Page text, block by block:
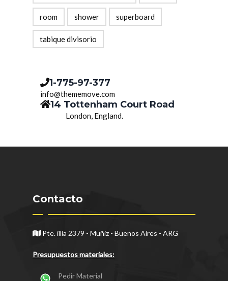
room shower superboard
tabique divisorio
1-775-97-377
info@thememove.com
14 Tottenham Court Road
London, England.
Contacto
Pte. illia 2379 - Muñiz - Buenos Aires - ARG
Presupuestos materiales:
Pedir Material